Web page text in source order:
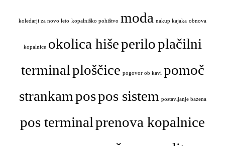
koledarji za novo leto kopalniško pohištvo moda nakup kajaka obnova
kopalnice okolica hišeperiloplačilni
terminalploščice pogovor ob kavi pomoč
strankampospos sistem postavljanje bazena
pos terminalprenova kopalnice